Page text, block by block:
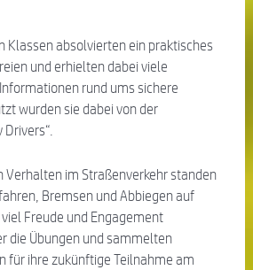
Klassen absolvierten ein praktisches
und erhielten dabei viele
rund ums sichere
wurden sie dabei von der
Drivers“.
Verhalten im Straßenverkehr standen
Bremsen und Abbiegen auf
Freude und Engagement
die Übungen und sammelten
für ihre zukünftige Teilnahme am